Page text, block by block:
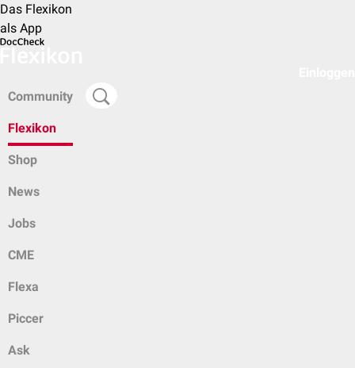
Das Flexikon
als App
Community
Flexikon
Shop
News
Jobs
CME
Flexa
Piccer
Ask